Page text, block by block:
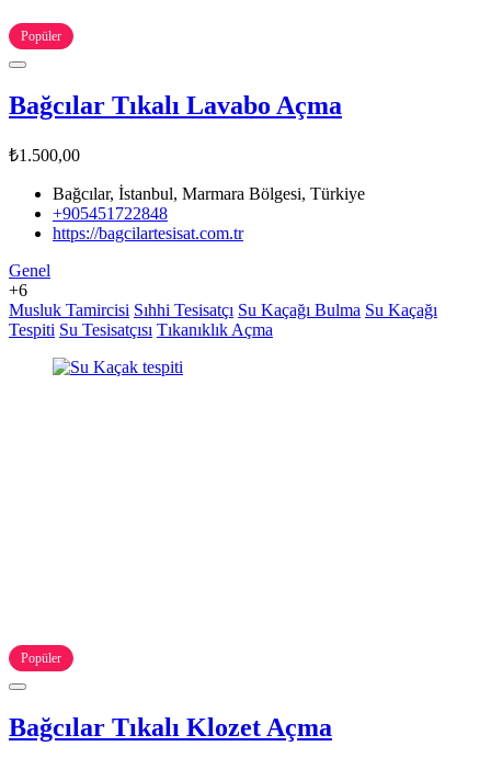
Popüler
Bağcılar Tıkalı Lavabo Açma
₺1.500,00
Bağcılar, İstanbul, Marmara Bölgesi, Türkiye
+905451722848
https://bagcilartesisat.com.tr
Genel
+6
Musluk Tamircisi Sıhhi Tesisatçı Su Kaçağı Bulma Su Kaçağı
Tespiti Su Tesisatçısı Tıkanıklık Açma
Popüler
Bağcılar Tıkalı Klozet Açma